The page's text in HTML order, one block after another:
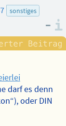
sonstiges
–
darf es denn
oder DIN